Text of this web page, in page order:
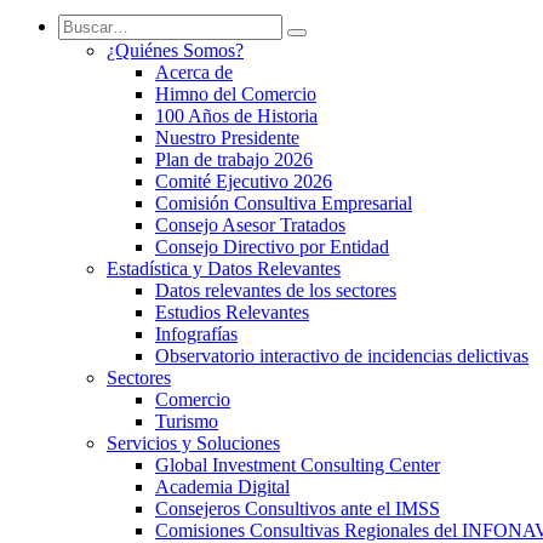
¿Quiénes Somos?
Acerca de
Himno del Comercio
100 Años de Historia
Nuestro Presidente
Plan de trabajo 2026
Comité Ejecutivo 2026
Comisión Consultiva Empresarial
Consejo Asesor Tratados
Consejo Directivo por Entidad
Estadística y Datos Relevantes
Datos relevantes de los sectores
Estudios Relevantes
Infografías
Observatorio interactivo de incidencias delictivas
Sectores
Comercio
Turismo
Servicios y Soluciones
Global Investment Consulting Center
Academia Digital
Consejeros Consultivos ante el IMSS
Comisiones Consultivas Regionales del